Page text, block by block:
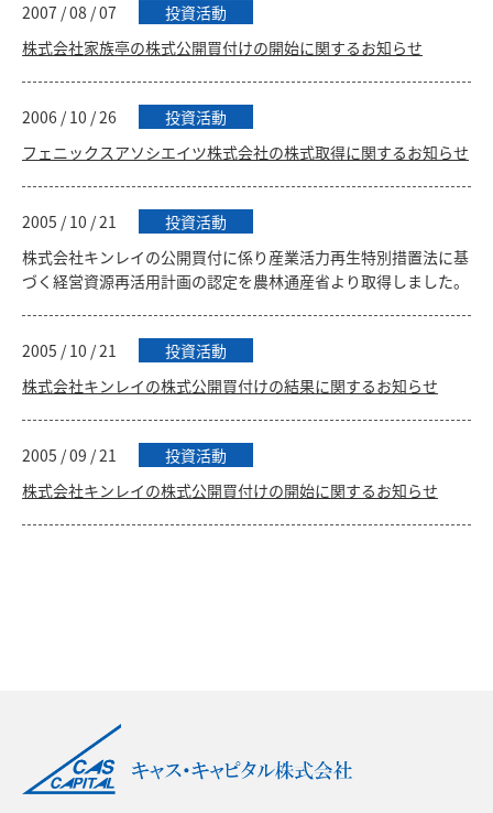
2007 / 08 / 07
投資活動
株式会社家族亭の株式公開買付けの開始に関するお知らせ
2006 / 10 / 26
投資活動
フェニックスアソシエイツ株式会社の株式取得に関するお知らせ
2005 / 10 / 21
投資活動
株式会社キンレイの公開買付に係り産業活力再生特別措置法に基
づく経営資源再活用計画の認定を農林通産省より取得しました。
2005 / 10 / 21
投資活動
株式会社キンレイの株式公開買付けの結果に関するお知らせ
2005 / 09 / 21
投資活動
株式会社キンレイの株式公開買付けの開始に関するお知らせ